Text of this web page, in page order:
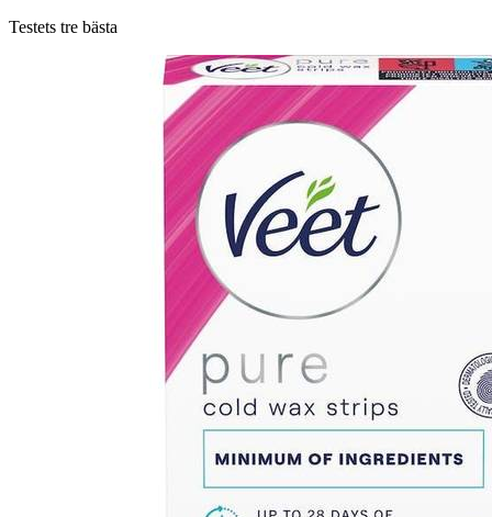
Testets tre bästa